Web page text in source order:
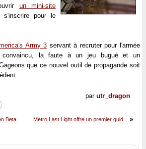
un mini-site
s'inscrire pour le
Army 3 servant à recruter pour l'armée
convaincu, la faute à un jeu bugué et un
que ce nouvel outil de propagande soit
par utr_dragon
Metro Last Light offre un premier guid... »
Beta